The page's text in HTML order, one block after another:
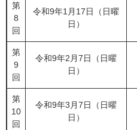
第
8
回
令和9年1月17日（日曜
日）
第
9
回
令和9年2月7日（日曜
日）
第
10
回
令和9年3月7日（日曜
日）